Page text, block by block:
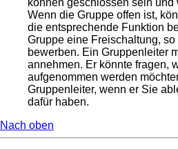
können geschlossen sein und
Wenn die Gruppe offen ist,
die entsprechende Funktion
Gruppe eine Freischaltung,
bewerben. Ein Gruppenleiter
annehmen. Er könnte fragen,
aufgenommen werden
Gruppenleiter, wenn er Sie
dafür haben.
Nach oben